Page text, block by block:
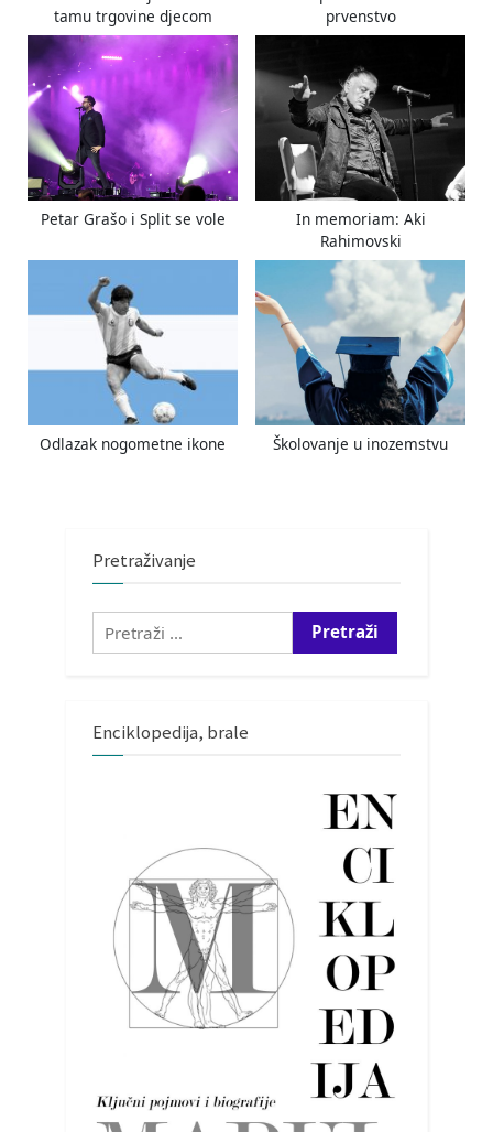
tamu trgovine djecom
prvenstvo
Petar Grašo i Split se vole
In memoriam: Aki
Rahimovski
Odlazak nogometne ikone Školovanje u inozemstvu
Pretraživanje
Pretraži:
Enciklopedija, brale